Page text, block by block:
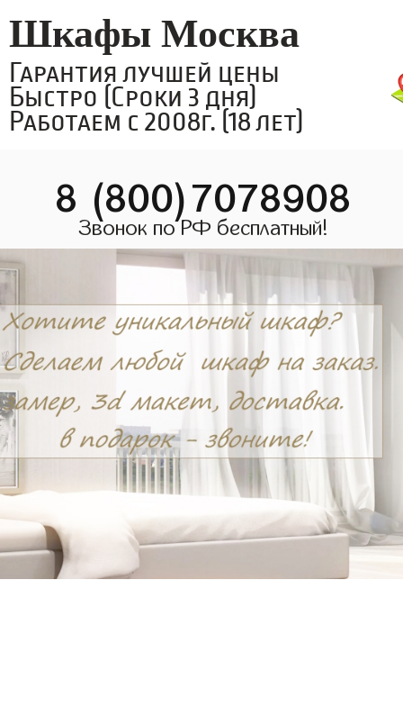
Шкафы Москва
Гарантия лучшей цены
Быстро (Сроки 3 дня)
Работаем с 2008г. (18 лет)
8 (800)7078908
Звонок по РФ бесплатный!